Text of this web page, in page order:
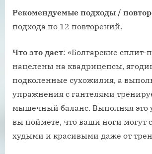
Рекомендуемые подходы /
подхода по 12 повторений.
Что это дает: «Болгарские сплит-
нацелены на квадрицепсы,
подколенные сухожилия, а
упражнения с гантелями
мышечный баланс. Выполняя это
вы поймете, что ваши ноги могут
худыми и красивыми даже от